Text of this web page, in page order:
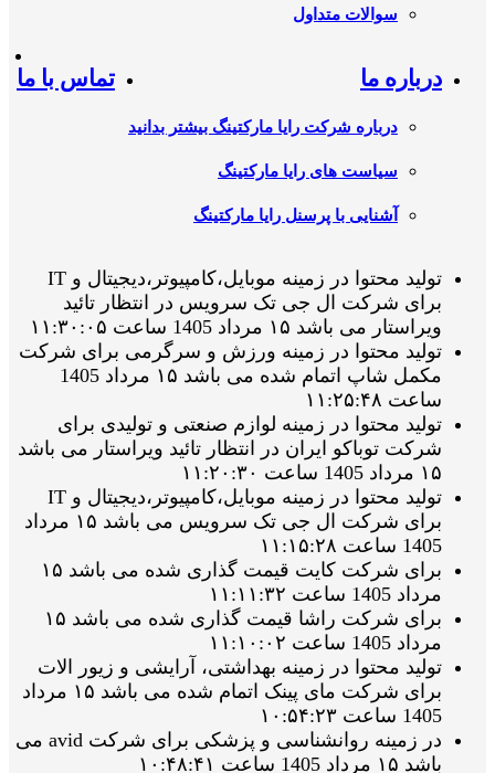
سوالات متداول
درباره ما
درباره شرکت رایا مارکتینگ بیشتر بدانید
سیاست های رایا مارکتینگ
آشنایی با پرسنل رایا مارکتینگ
تماس با ما
تولید محتوا در زمینه موبایل،کامپیوتر،دیجیتال و IT
برای شرکت ال جی تک سرویس در انتظار تائید
ویراستار می باشد ۱۵ مرداد 1405 ساعت ۱۱:۳۰:۰۵
تولید محتوا در زمینه ورزش و سرگرمی برای شرکت
مکمل شاپ اتمام شده می باشد ۱۵ مرداد 1405
ساعت ۱۱:۲۵:۴۸
تولید محتوا در زمینه لوازم صنعتی و تولیدی برای
شرکت توباکو ایران در انتظار تائید ویراستار می باشد
۱۵ مرداد 1405 ساعت ۱۱:۲۰:۳۰
تولید محتوا در زمینه موبایل،کامپیوتر،دیجیتال و IT
برای شرکت ال جی تک سرویس می باشد ۱۵ مرداد
1405 ساعت ۱۱:۱۵:۲۸
برای شرکت کایت قیمت گذاری شده می باشد ۱۵
مرداد 1405 ساعت ۱۱:۱۱:۳۲
برای شرکت راشا قیمت گذاری شده می باشد ۱۵
مرداد 1405 ساعت ۱۱:۱۰:۰۲
تولید محتوا در زمینه بهداشتی، آرایشی و زیور الات
برای شرکت مای پینک اتمام شده می باشد ۱۵ مرداد
1405 ساعت ۱۰:۵۴:۲۳
در زمینه روانشناسی و پزشکی برای شرکت avid می
باشد ۱۵ مرداد 1405 ساعت ۱۰:۴۸:۴۱